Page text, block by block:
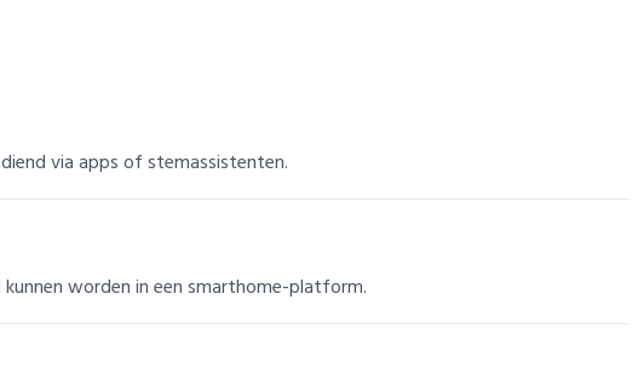
via apps of stemassistenten.
worden in een smarthome-platform.